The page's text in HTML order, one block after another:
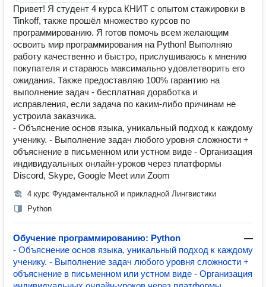
Привет! Я студент 4 курса КНИТ с опытом стажировки в
Tinkoff, также прошёл множество курсов по
программированию. Я готов помочь всем желающим
освоить мир программирования на Python! Выполняю
работу качественно и быстро, прислушиваюсь к мнению
покупателя и стараюсь максимально удовлетворить его
ожидания. Также предоставляю 100% гарантию на
выполнение задач - бесплатная доработка и
исправления, если задача по каким-либо причинам не
устроила заказчика.
- Объяснение основ языка, уникальный подход к каждому
ученику. - Выполнение задач любого уровня сложности +
объяснение в письменном или устном виде - Организация
индивидуальных онлайн-уроков через платформы
Discord, Skype, Google Meet или Zoom
4 курс Фундаментальной и прикладной Лингвистики
Python
Обучение программированию: Python
—
- Объяснение основ языка, уникальный подход к каждому
ученику. - Выполнение задач любого уровня сложности +
объяснение в письменном или устном виде - Организация